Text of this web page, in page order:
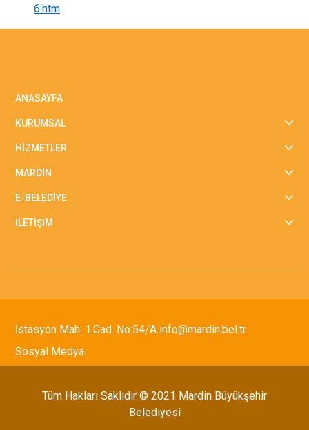
6.htm
ANASAYFA
KURUMSAL
HİZMETLER
MARDİN
E-BELEDİYE
İLETİŞİM
İstasyon Mah. 1.Cad. No:54/A info@mardin.bel.tr
Sosyal Medya :
Tüm Hakları Saklıdır © 2021 Mardin Büyükşehir
Belediyesi